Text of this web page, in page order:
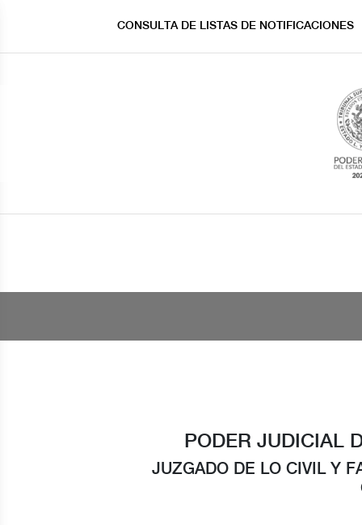
CONSULTA DE LISTAS DE NOTIFICACIONES
PODER JUDICIAL
JUZGADO DE LO CIVIL Y